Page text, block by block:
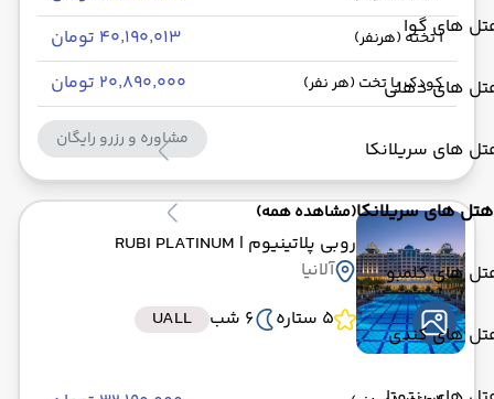
های گوا
های دهلی
های سریلانکا
هتل های سریلانکا(مشاهده همه)
های کلمبو
های کندی
1 تخته (هرنفر) ۴۰٬۱۹۰٬۰۱۳ تومان
کودک با تخت (هر نفر) ۲۰٬۸۹۰٬۰۰۰ تومان
مشاوره و رزرو رایگان
روبی پلاتینیوم | RUBI PLATINUM
آلانیا
5 ستاره
6 شب UALL